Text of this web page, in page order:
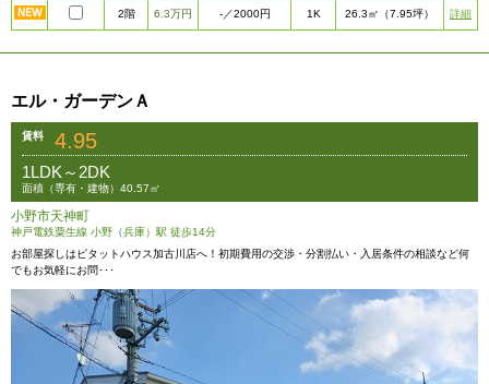
2階 6.3万円 -／2000円 1K 26.3㎡ （7.95坪） 詳細
エル・ガーデンＡ
賃料 4.95
1LDK～2DK
面積（専有・建物）40.57㎡
小野市天神町
神戸電鉄粟生線 小野（兵庫）駅 徒歩14分
お部屋探しはピタットハウス加古川店へ！初期費用の交渉・分割払い・入居条件の相談など何
でもお気軽にお問･･･